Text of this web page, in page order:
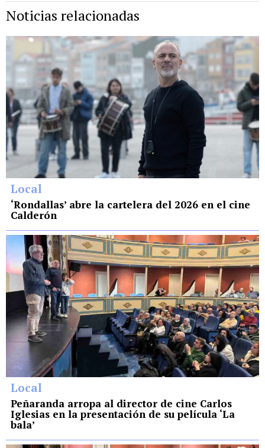
Noticias relacionadas
Local
‘Rondallas’ abre la cartelera del 2026 en el cine
Calderón
Local
Peñaranda arropa al director de cine Carlos
Iglesias en la presentación de su película ‘La
bala’